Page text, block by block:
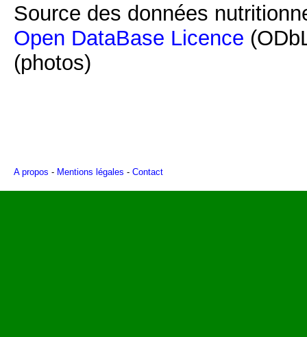
Source des données
Open DataBase Licence
(photos)
A propos - Mentions légales - Contact